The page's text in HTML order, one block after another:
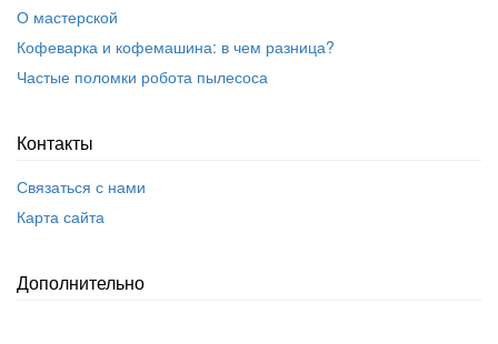
О мастерской
Кофеварка и кофемашина: в чем разница?
Частые поломки робота пылесоса
Контакты
Связаться с нами
Карта сайта
Дополнительно